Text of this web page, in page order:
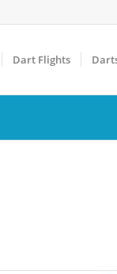
Dart Flights